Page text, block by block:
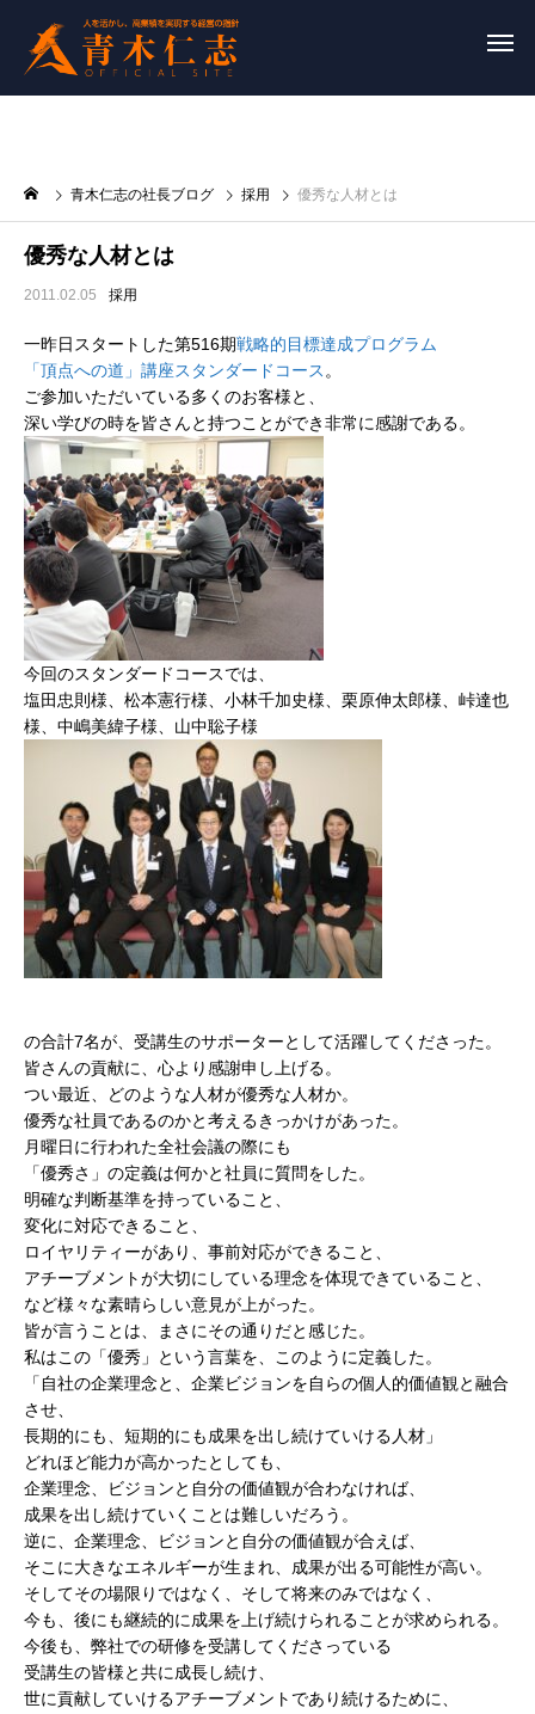
青木仁志の社長ブログ 採用 優秀な人材とは
優秀な人材とは
2011.02.05 採用
一昨日スタートした第516期戦略的目標達成プログラム
「頂点への道」講座スタンダードコース 。
ご参加いただいている多くのお客様と、
深い学びの時を皆さんと持つことができ非常に感謝である。
今回のスタンダードコースでは、
塩田忠則様、松本憲行様、小林千加史様、栗原伸太郎様、峠達也
様、中嶋美緯子様、山中聡子様
の合計7名が、受講生のサポーターとして活躍してくださった。
皆さんの貢献に、心より感謝申し上げる。
つい最近、どのような人材が優秀な人材か。
優秀な社員であるのかと考えるきっかけがあった。
月曜日に行われた全社会議の際にも
「優秀さ」の定義は何かと社員に質問をした。
明確な判断基準を持っていること、
変化に対応できること、
ロイヤリティーがあり、事前対応ができること、
アチーブメントが大切にしている理念を体現できていること、
など様々な素晴らしい意見が上がった。
皆が言うことは、まさにその通りだと感じた。
私はこの「優秀」という言葉を、このように定義した。
「自社の企業理念と、企業ビジョンを自らの個人的価値観と融合
させ、
長期的にも、短期的にも成果を出し続けていける人材」
どれほど能力が高かったとしても、
企業理念、ビジョンと自分の価値観が合わなければ、
成果を出し続けていくことは難しいだろう。
逆に、企業理念、ビジョンと自分の価値観が合えば、
そこに大きなエネルギーが生まれ、成果が出る可能性が高い。
そしてその場限りではなく、そして将来のみではなく、
今も、後にも継続的に成果を上げ続けられることが求められる。
今後も、弊社での研修を受講してくださっている
受講生の皆様と共に成長し続け、
世に貢献していけるアチーブメントであり続けるために、